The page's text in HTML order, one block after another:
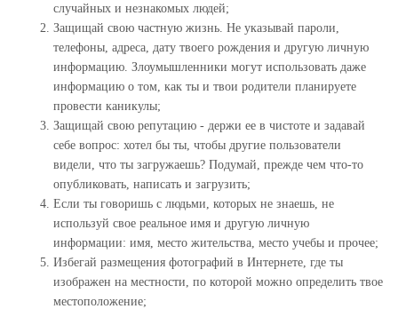
случайных и незнакомых людей;
Защищай свою частную жизнь. Не указывай пароли,
телефоны, адреса, дату твоего рождения и другую личную
информацию. Злоумышленники могут использовать даже
информацию о том, как ты и твои родители планируете
провести каникулы;
Защищай свою репутацию - держи ее в чистоте и задавай
себе вопрос: хотел бы ты, чтобы другие пользователи
видели, что ты загружаешь? Подумай, прежде чем что-то
опубликовать, написать и загрузить;
Если ты говоришь с людьми, которых не знаешь, не
используй свое реальное имя и другую личную
информации: имя, место жительства, место учебы и прочее;
Избегай размещения фотографий в Интернете, где ты
изображен на местности, по которой можно определить твое
местоположение;